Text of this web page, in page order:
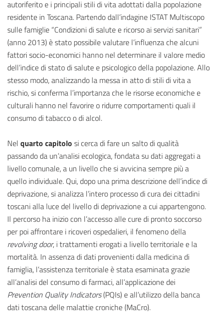
autoriferito e i principali stili di vita adottati dalla popolazione
residente in Toscana. Partendo dall’indagine ISTAT Multiscopo
sulle famiglie “Condizioni di salute e ricorso ai servizi sanitari”
(anno 2013) è stato possibile valutare l’influenza che alcuni
fattori socio-economici hanno nel determinare il valore medio
dell’indice di stato di salute e psicologico della popolazione. Allo
stesso modo, analizzando la messa in atto di stili di vita a
rischio, si conferma l’importanza che le risorse economiche e
culturali hanno nel favorire o ridurre comportamenti quali il
consumo di tabacco o di alcol.
Nel quarto capitolo si cerca di fare un salto di qualità
passando da un’analisi ecologica, fondata su dati aggregati a
livello comunale, a un livello che si avvicina sempre più a
quello individuale. Qui, dopo una prima descrizione dell’indice di
deprivazione, si analizza l’intero processo di cura dei cittadini
toscani alla luce del livello di deprivazione a cui appartengono.
Il percorso ha inizio con l’accesso alle cure di pronto soccorso
per poi affrontare i ricoveri ospedalieri, il fenomeno della
revolving door, i trattamenti erogati a livello territoriale e la
mortalità. In assenza di dati provenienti dalla medicina di
famiglia, l’assistenza territoriale è stata esaminata grazie
all’analisi del consumo di farmaci, all’applicazione dei
Prevention Quality Indicators(PQIs) e all’utilizzo della banca
dati toscana delle malattie croniche (MaCro).